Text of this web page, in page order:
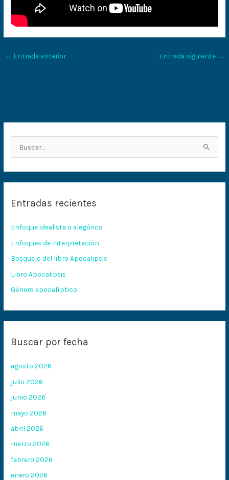
← Entrada anterior Entrada siguiente →
a
p
o
r
:
Entradas recientes
Enfoque idealista o alegórico
Enfoques de interpretación
Bosquejo del libro Apocalipsis
Libro Apocalipsis
Género apocalíptico
Buscar por fecha
agosto 2026
julio 2026
junio 2026
mayo 2026
abril 2026
marzo 2026
febrero 2026
enero 2026